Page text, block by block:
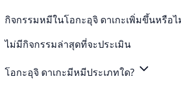
กิจกรรมหมีในโอกะอุจิ ดาเกะเพิ่มขึ้นหรือไ
ไม่มีกิจกรรมล่าสุดที่จะประเมิน
โอกะอุจิ ดาเกะมีหมีประเภทใด?